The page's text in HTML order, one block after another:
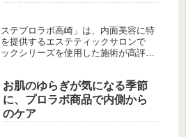
テプロラボ高崎」は、内面美容に特
提供するエステティックサロンで
クシリーズを使用した施術が高評価
幅広いニーズに対応しています。初
、専門スタッフが丁寧にヒアリング
駅近の便利な立地で、リラックスし
を実現できる場所として、多くのリ
ます。
お肌のゆらぎが気になる季節
に、プロラボ商品で内側から
のケア